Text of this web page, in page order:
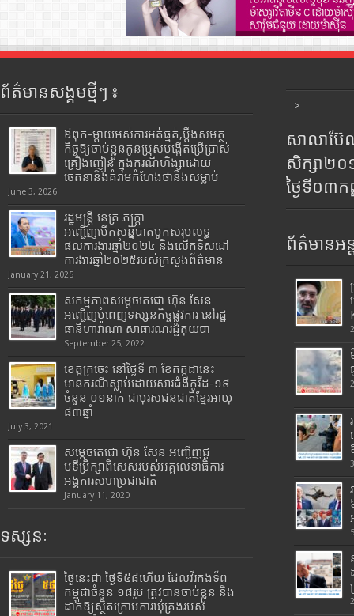
ព័ត៌មានសង្គមថ្មីៗ ៖
ឪពុក-ម្ដាយអស់ការអត់ធ្មត់,ប្ដឹងសមត្ថ
កិច្ចឱ្យចាប់ខ្លួនកូនប្រុសបង្កើតប្រើប្រាស់
គ្រឿងញៀន ក្នុងករណីហិង្សាដោយ
ចេតនានិងគំរាមកំហែងថានឹងសម្លាប់
June 3, 2026
រដ្ឋមន្រ្តី​ នេត្រ​ ភក្ត្រា​
អញ្ជើញបើកសន្និបាតបូកសរុបលទ្ធ
ផលការងារឆ្នាំ២០២៤ និងលើកទិសដៅ
ការងារឆ្នាំ២០២៥របស់​ក្រសួង​ព័ត៌មាន​
January 21, 2025
សកម្មភាពសម្តេចតេជោ ហ៊ុន សែន
អញ្ជើញបំពេញទស្សនកិច្ចផ្លូវការ នៅរដ្ឋ
ធានីហាវ៉ាណា សាធារណរដ្ឋគុយបា
September 25, 2022
ខេត្តក្រចេះ នៅថ្ងៃទី ៣ ខែកក្កដានេះ
មានករណីស្លាប់ដោយសារជំងឺកូវីដ-១៩
ចំនួន ០១នាក់ ជាបុរសជនជាតិខ្មែរអាយុ
៨៣ឆ្នាំ
July 3, 2021
សម្តេចតេជោ ហ៊ុន សែន អញ្ជើញជួ
បទីប្រឹក្សាពិសេសរបស់អគ្គលេខាធិការ
អង្គការសហប្រជាជាតិ
January 11, 2020
ទស្សនៈ
ថ្ងៃនេះជា ថ្ងៃទី៥៨ហើយ ដែលវីរកងទ័ព
កម្ពុជាចំនួន ១៨រូប ត្រូវបានចាប់ខ្លួន និង
ដាក់ឱ្យស្ថិតក្រោមការឃុំគ្រងរបស់
>
សាលាប៊ែ
សិក្សា២
ថ្ងៃទី០៣
ព័ត៌មានអន្